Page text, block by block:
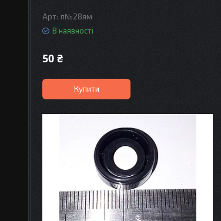
п№28ям
В наявності
50 ₴
Купити